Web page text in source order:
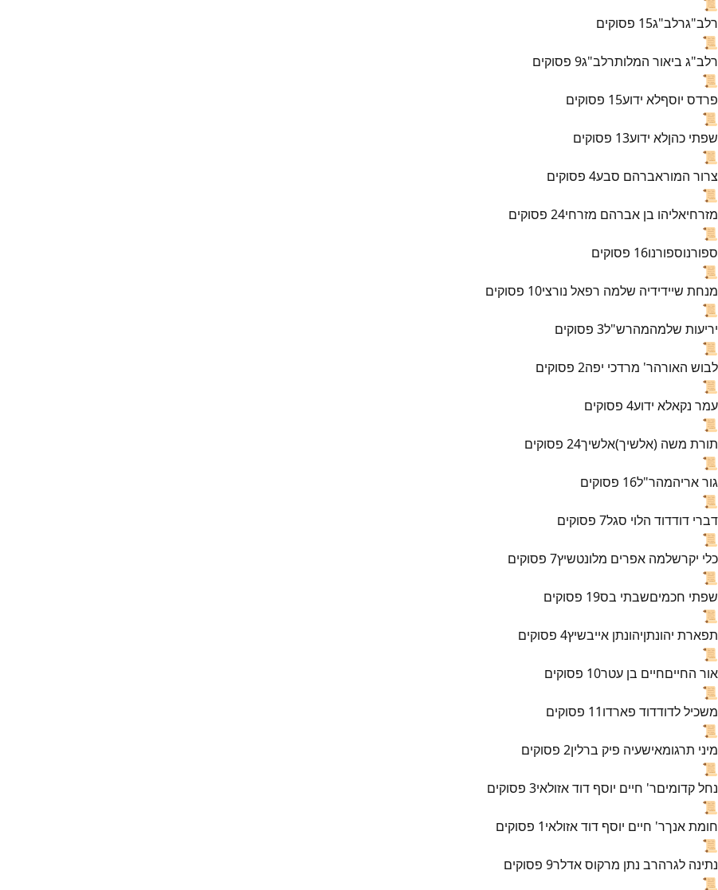
📜
רלב"גרלב"ג15 פסוקים
📜
רלב"ג ביאור המלותרלב"ג9 פסוקים
📜
פרדס יוסףלא ידוע15 פסוקים
📜
שפתי כהןלא ידוע13 פסוקים
📜
צרור המוראברהם סבע4 פסוקים
📜
מזרחיאליהו בן אברהם מזרחי24 פסוקים
📜
ספורנוספורנו16 פסוקים
📜
מנחת שיידידיה שלמה רפאל נורצי10 פסוקים
📜
יריעות שלמהמהרש"ל3 פסוקים
📜
לבוש האורהר' מרדכי יפה2 פסוקים
📜
עמר נקאלא ידוע4 פסוקים
📜
תורת משה (אלשיך)אלשיך24 פסוקים
📜
גור אריהמהר"ל16 פסוקים
📜
דברי דודדוד הלוי סגל7 פסוקים
📜
כלי יקרשלמה אפרים מלונטשיץ7 פסוקים
📜
שפתי חכמיםשבתי בס19 פסוקים
📜
תפארת יהונתןיהונתן אייבשיץ4 פסוקים
📜
אור החייםחיים בן עטר10 פסוקים
📜
משכיל לדודדוד פארדו11 פסוקים
📜
מיני תרגומאישעיה פיק ברלין2 פסוקים
📜
נחל קדומיםר' חיים יוסף דוד אזולאי3 פסוקים
📜
חומת אנךר' חיים יוסף דוד אזולאי1 פסוקים
📜
נתינה לגרהרב נתן מרקוס אדלר9 פסוקים
📜